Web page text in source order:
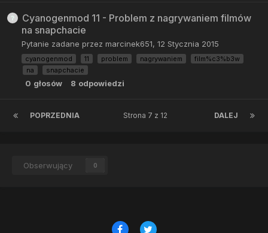
Cyanogenmod 11 - Problem z nagrywaniem filmów
na snapchacie
Pytanie zadane przez marcinek651, 12 Stycznia 2015
cyanogenmod 11 problem nagrywaniem
film%c3%b3w
na
snapchacie
0 głosów 8 odpowiedzi
POPRZEDNIA DALEJ
Strona 7 z 12
Obserwujący 0